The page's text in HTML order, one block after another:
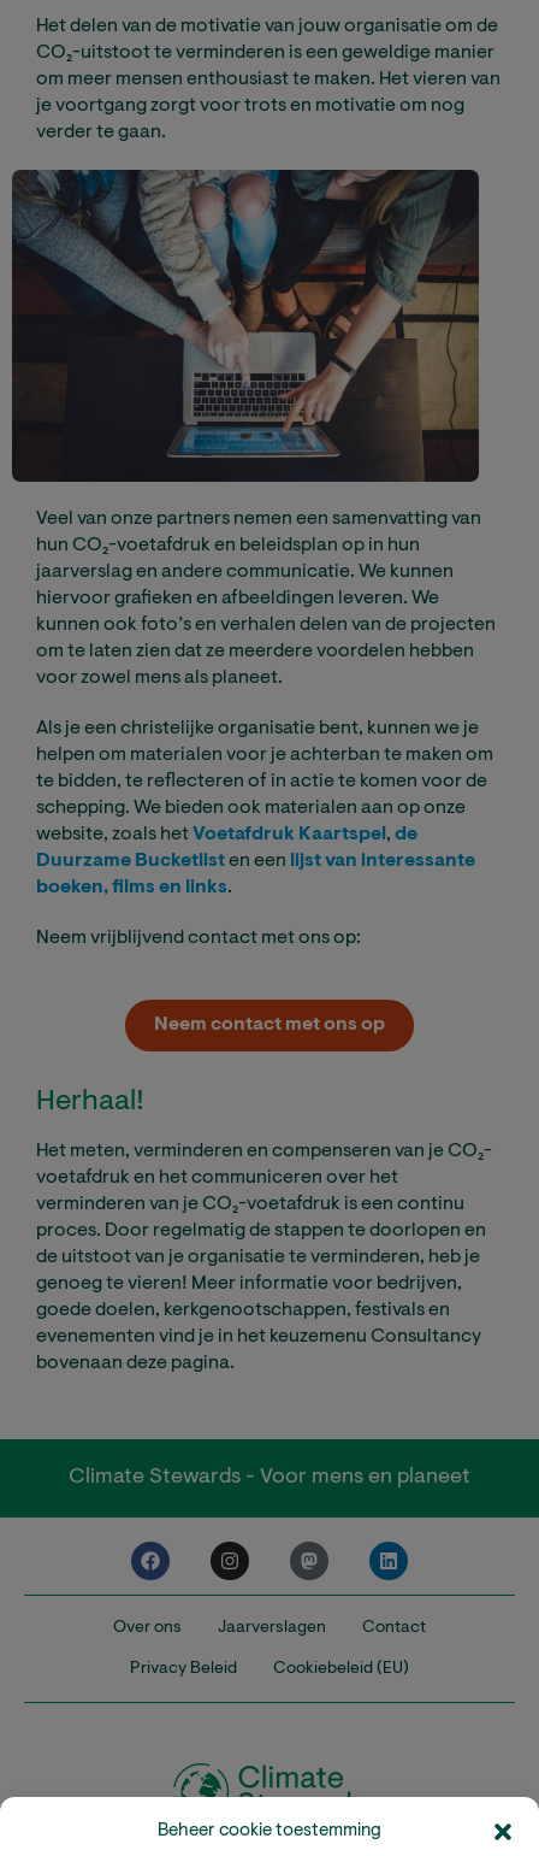
Beheer cookie toestemming
Het delen van de motivatie van jouw organisatie om de
CO₂-uitstoot te verminderen is een geweldige manier
om meer mensen enthousiast te maken. Het vieren van
je voortgang zorgt voor trots en motivatie om nog
verder te gaan.
Veel van onze partners nemen een samenvatting van
hun CO₂-voetafdruk en beleidsplan op in hun
jaarverslag en andere communicatie. We kunnen
hiervoor grafieken en afbeeldingen leveren. We
kunnen ook foto’s en verhalen delen van de projecten
om te laten zien dat ze meerdere voordelen hebben
voor zowel mens als planeet.
Als je een christelijke organisatie bent, kunnen we je
helpen om materialen voor je achterban te maken om
te bidden, te reflecteren of in actie te komen voor de
schepping. We bieden ook materialen aan op onze
website, zoals hetVoetafdruk Kaartspel , de
Duurzame Bucketlisten een lijst van interessante
boeken, films en links.
Neem vrijblijvend contact met ons op:
Neem contact met ons op
Herhaal!
Het meten, verminderen en compenseren van je CO₂-
voetafdruk en het communiceren over het
verminderen van je CO₂-voetafdruk is een continu
proces. Door regelmatig de stappen te doorlopen en
de uitstoot van je organisatie te verminderen, heb je
genoeg te vieren! Meer informatie voor bedrijven,
goede doelen, kerkgenootschappen, festivals en
evenementen vind je in het keuzemenu Consultancy
bovenaan deze pagina.
Climate Stewards - Voor mens en planeet
Over ons Jaarverslagen Contact
Privacy Beleid Cookiebeleid (EU)